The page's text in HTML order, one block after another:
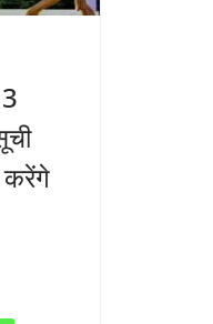
करेंगे